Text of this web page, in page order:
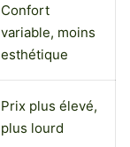
Confort
variable, moins
esthétique
Prix plus élevé,
plus lourd